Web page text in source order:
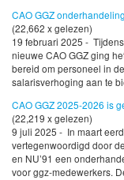
CAO GGZ
(22,662 x gelezen)
19 februari 2025 -
nieuwe CAO GGZ ging
bereid om personeel in
salarisverhoging aan te
CAO GGZ 2025-2026 is
(22,219 x gelezen)
9 juli 2025 - In maart
vertegenwoordigd door
en NU’91 een
voor ggz-medewerkers.